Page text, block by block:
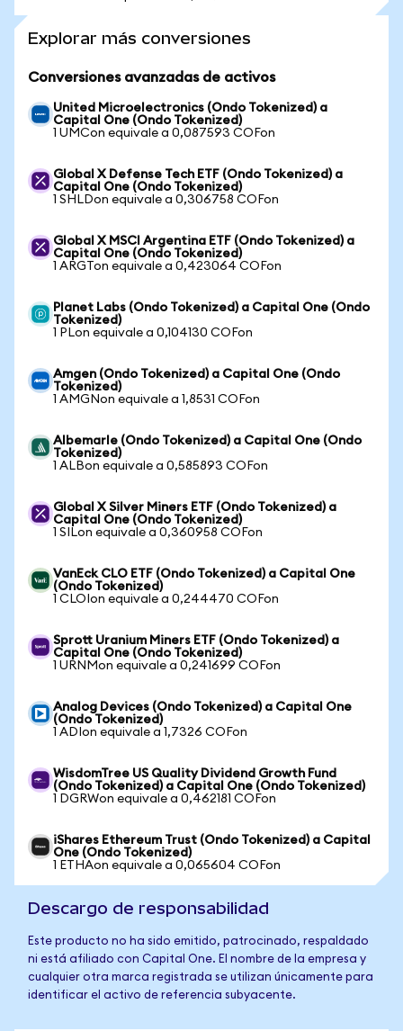
Explorar más conversiones
Conversiones avanzadas de activos
United Microelectronics (Ondo Tokenized) a
Capital One (Ondo Tokenized)
1 UMCon equivale a 0,087593 COFon
Global X Defense Tech ETF (Ondo Tokenized) a
Capital One (Ondo Tokenized)
1 SHLDon equivale a 0,306758 COFon
Global X MSCI Argentina ETF (Ondo Tokenized) a
Capital One (Ondo Tokenized)
1 ARGTon equivale a 0,423064 COFon
Planet Labs (Ondo Tokenized) a Capital One (Ondo
Tokenized)
1 PLon equivale a 0,104130 COFon
Amgen (Ondo Tokenized) a Capital One (Ondo
Tokenized)
1 AMGNon equivale a 1,8531 COFon
Albemarle (Ondo Tokenized) a Capital One (Ondo
Tokenized)
1 ALBon equivale a 0,585893 COFon
Global X Silver Miners ETF (Ondo Tokenized) a
Capital One (Ondo Tokenized)
1 SILon equivale a 0,360958 COFon
VanEck CLO ETF (Ondo Tokenized) a Capital One
(Ondo Tokenized)
1 CLOIon equivale a 0,244470 COFon
Sprott Uranium Miners ETF (Ondo Tokenized) a
Capital One (Ondo Tokenized)
1 URNMon equivale a 0,241699 COFon
Analog Devices (Ondo Tokenized) a Capital One
(Ondo Tokenized)
1 ADIon equivale a 1,7326 COFon
WisdomTree US Quality Dividend Growth Fund
(Ondo Tokenized) a Capital One (Ondo Tokenized)
1 DGRWon equivale a 0,462181 COFon
iShares Ethereum Trust (Ondo Tokenized) a Capital
One (Ondo Tokenized)
1 ETHAon equivale a 0,065604 COFon
Descargo de responsabilidad
Este producto no ha sido emitido, patrocinado, respaldado
ni está afiliado con Capital One. El nombre de la empresa y
cualquier otra marca registrada se utilizan únicamente para
identificar el activo de referencia subyacente.